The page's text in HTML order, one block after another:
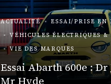
ACTUALITÉ
ESSAI/PRISE EN
VÉHICULES ÉLECTRIQUES &
VIE DES MARQUES
Essai Abarth 600e :
Mr Hyde